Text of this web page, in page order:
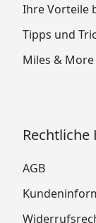
Ihre Vorteile
Tipps und
Miles & More
Rechtliche
AGB